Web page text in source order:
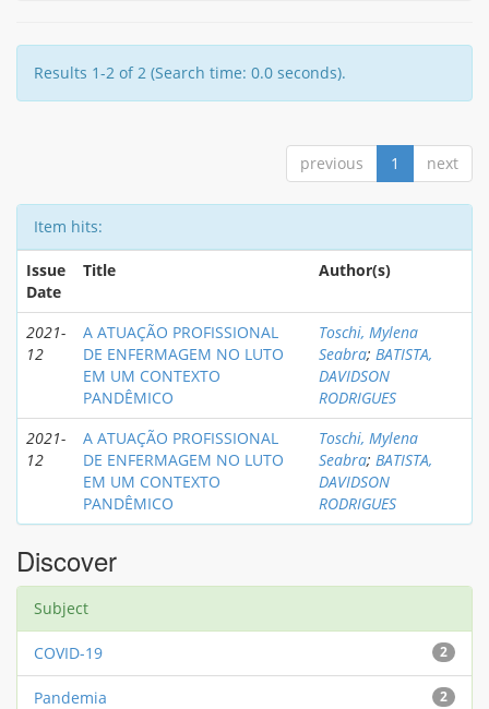
Results 1-2 of 2 (Search time: 0.0 seconds).
previous 1 next
Item hits:
Issue
Date
Title Author(s)
2021-
12
A ATUAÇÃO PROFISSIONAL
DE ENFERMAGEM NO LUTO
EM UM CONTEXTO
PANDÊMICO
Toschi, Mylena
Seabra; BATISTA,
DAVIDSON
RODRIGUES
2021-
12
A ATUAÇÃO PROFISSIONAL
DE ENFERMAGEM NO LUTO
EM UM CONTEXTO
PANDÊMICO
Toschi, Mylena
Seabra; BATISTA,
DAVIDSON
RODRIGUES
Discover
Subject
2
COVID-19
2
Pandemia